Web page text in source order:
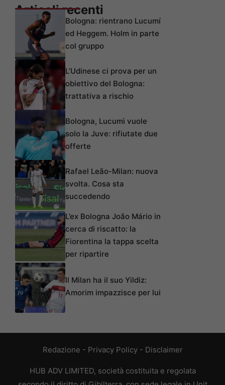
Articoli recenti
Bologna: rientrano Lucumí
ed Heggem. Holm in parte
col gruppo
L’Udinese ci prova per un
obiettivo del Bologna:
trattativa a rischio
Bologna, Lucumì vuole
solo la Juve: rifiutate due
offerte
Rafael Leão-Milan: nuova
svolta. Cosa sta
succedendo
L’ex Bologna João Mário in
cerca di riscatto: la
Fiorentina la tappa scelta
per ripartire
Il Milan ha il suo Yildiz:
Amorim impazzisce per lui
Redazione - Privacy Policy- Disclaimer
HUB ADV LIMITED, società costituita e regolata